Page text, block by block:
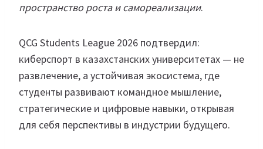
пространство роста и самореализации.
QCG Students League 2026 подтвердил:
киберспорт в казахстанских университетах — не
развлечение, а устойчивая экосистема, где
студенты развивают командное мышление,
стратегические и цифровые навыки, открывая
для себя перспективы в индустрии будущего.